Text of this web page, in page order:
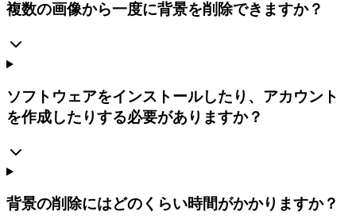
複数の画像から一度に背景を削除できますか？
ソフトウェアをインストールしたり、アカウント
を作成したりする必要がありますか？
背景の削除にはどのくらい時間がかかりますか？